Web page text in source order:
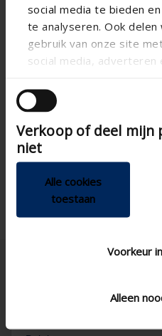
social media te bieden
te analyseren. Ook
gebruik van onze site
social media, adverteren
andere informatie die u
die ze hebben verzameld
van hun services.
Verkoop of deel mijn
niet
Alle cookies
toestaan
Voorkeur
Alleen